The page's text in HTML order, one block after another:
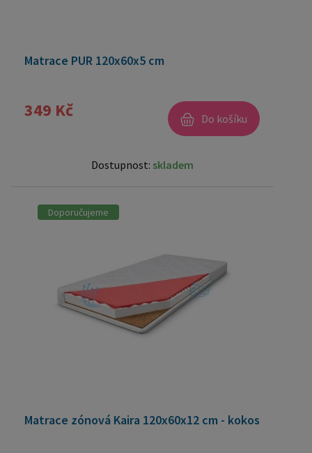
Matrace PUR 120x60x5 cm
349 Kč Do košíku
Dostupnost: skladem
Doporučujeme
Matrace zónová Kaira 120x60x12 cm - kokos